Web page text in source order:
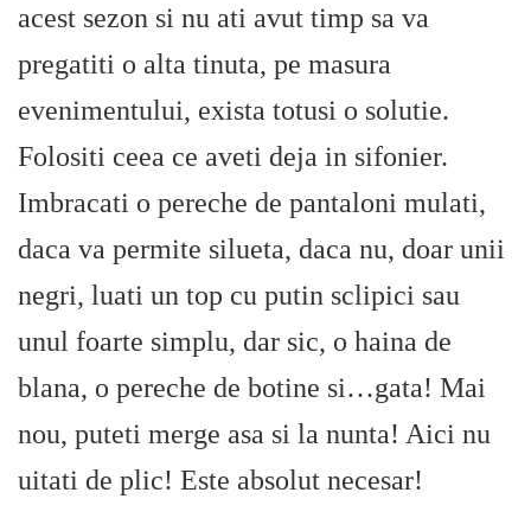
acest sezon si nu ati avut timp sa va
pregatiti o alta tinuta, pe masura
evenimentului, exista totusi o solutie.
Folositi ceea ce aveti deja in sifonier.
Imbracati o pereche de pantaloni mulati,
daca va permite silueta, daca nu, doar unii
negri, luati un top cu putin sclipici sau
unul foarte simplu, dar sic, o haina de
blana, o pereche de botine si…gata! Mai
nou, puteti merge asa si la nunta! Aici nu
uitati de plic! Este absolut necesar!